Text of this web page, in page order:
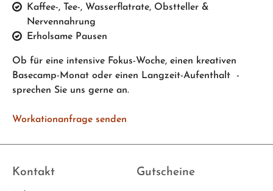
Kaffee-, Tee-, Wasserflatrate, Obstteller &
Nervennahrung
Erholsame Pausen
Ob für eine intensive Fokus-Woche, einen kreativen
Basecamp-Monat oder einen Langzeit-Aufenthalt -
sprechen Sie uns gerne an.
Workationanfrage senden
Kontakt Gutscheine